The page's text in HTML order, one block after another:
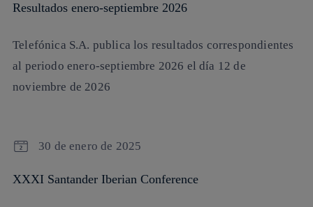
Resultados enero-septiembre 2026
Telefónica S.A. publica los resultados correspondientes
al periodo enero-septiembre 2026 el día 12 de
noviembre de 2026
30 de enero de 2025
XXXI Santander Iberian Conference